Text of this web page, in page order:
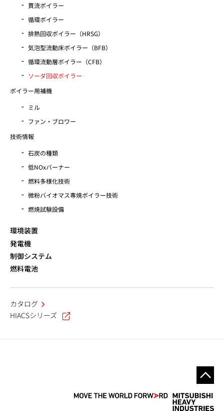
貫流ボイラー
循環ボイラー
排熱回収ボイラー（HRSG）
気泡型流動床ボイラー（BFB）
循環流動層ボイラー（CFB）
ソーダ回収ボイラー
ボイラー用補機
ミル
ファン・ブロワー
技術情報
石炭の種類
低NOxバーナー
燃料多様化技術
微粉バイオマス専焼ボイラー技術
燃焼試験設備
環境装置
発電機
制御システム
燃料電池
カタログ
HIACSシリーズ